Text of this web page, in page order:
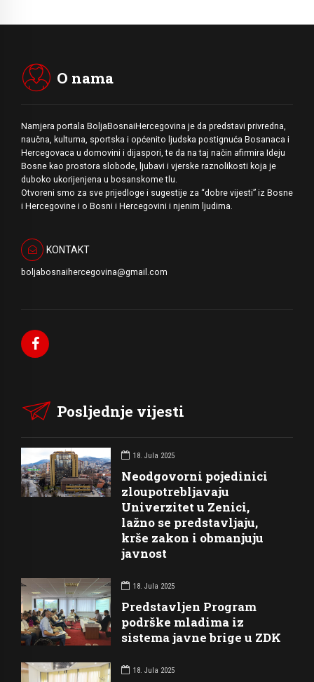
O nama
Namjera portala BoljaBosnaiHercegovina je da predstavi privredna,
naučna, kulturna, sportska i općenito ljudska postignuća Bosanaca i
Hercegovaca u domovini i dijaspori, te da na taj način afirmira Ideju
Bosne kao prostora slobode, ljubavi i vjerske raznolikosti koja je
duboko ukorijenjena u bosanskome tlu.
Otvoreni smo za sve prijedloge i sugestije za “dobre vijesti” iz Bosne
i Hercegovine i o Bosni i Hercegovini i njenim ljudima.
KONTAKT
boljabosnaihercegovina@gmail.com
Posljednje vijesti
18. Jula 2025
Neodgovorni pojedinici
zloupotrebljavaju
Univerzitet u Zenici,
lažno se predstavljaju,
krše zakon i obmanjuju
javnost
18. Jula 2025
Predstavljen Program
podrške mladima iz
sistema javne brige u ZDK
18. Jula 2025